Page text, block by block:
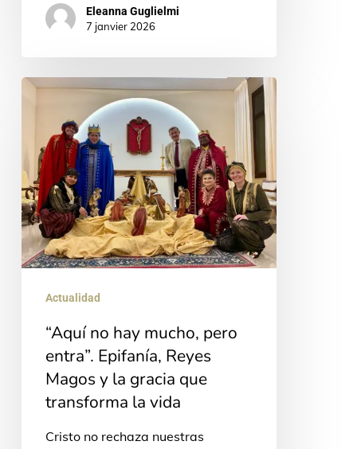
Eleanna Guglielmi
7 janvier 2026
“Aquí
mucho,
pero
entra”.
Epifanía,
Reyes
Magos
gracia
Actualidad
“Aquí no hay mucho, pero
entra”. Epifanía, Reyes
Magos y la gracia que
transforma la vida
Cristo no rechaza nuestras